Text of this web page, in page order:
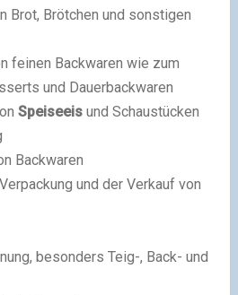
Brot, Brötchen und sonstigen
feinen Backwaren wie zum
und Dauerbackwaren
Speiseeisund Schaustücken
Backwaren
und der Verkauf von
besonders Teig-, Back- und